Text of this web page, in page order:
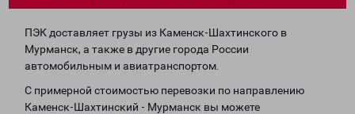
ПЭК доставляет грузы из Каменск-Шахтинского в
Мурманск, а также в другие города России
автомобильным и авиатранспортом.
С примерной стоимостью перевозки по направлению
Каменск-Шахтинский - Мурманск вы можете